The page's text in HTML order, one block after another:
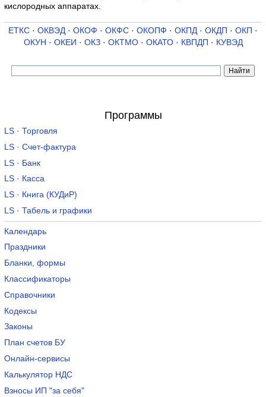
кислородных аппаратах.
ЕТКС · ОКВЭД· ОКОФ · ОКФС · ОКОПФ · ОКПД· ОКДП · ОКП ·
ОКУН · ОКЕИ · ОКЗ· ОКТМО· ОКАТО· КВПДП · КУВЭД
Программы
LS · Торговля
LS · Счет-фактура
LS · Банк
LS · Касса
LS · Книга (КУДиР)
LS · Табель и графики
Календарь
Праздники
Бланки, формы
Классификаторы
Справочники
Кодексы
Законы
План счетов БУ
Онлайн-сервисы
Калькулятор НДС
Взносы ИП "за себя"